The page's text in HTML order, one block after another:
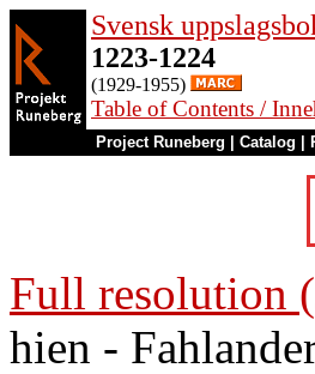
Svensk
1223-1224
(1929-1955)
Table of Contents /
Project Runeberg Catalog
Full resolution
hien -